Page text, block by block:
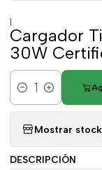
|
Cargador
30W
Cantidad
Mostrar
DESCRIPCIÓN